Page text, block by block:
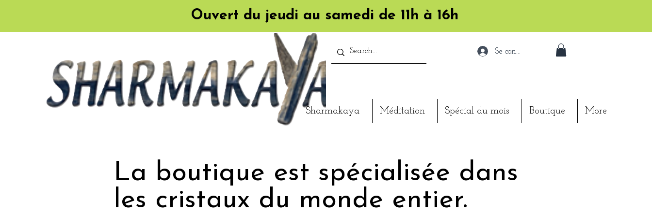
Ouvert du jeudi au samedi de 11h à 16h
Se connecter
Sharmakaya Méditation Spécial du mois Boutique More
La boutique est spécialisée dans
les cristaux du monde entier.